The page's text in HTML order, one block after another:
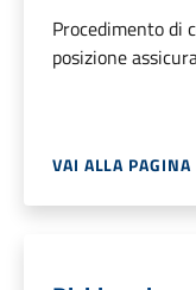
Procedimento di
posizione
VAI ALLA PAGINA